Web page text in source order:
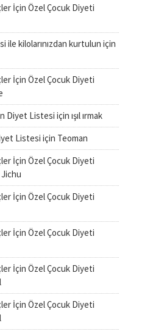
İçin Özel Çocuk Diyeti
ile kilolarınızdan kurtulun için
İçin Özel Çocuk Diyeti
Diyet Listesi için ışıl ırmak
Listesi için Teoman
İçin Özel Çocuk Diyeti
İçin Özel Çocuk Diyeti
İçin Özel Çocuk Diyeti
İçin Özel Çocuk Diyeti
İçin Özel Çocuk Diyeti